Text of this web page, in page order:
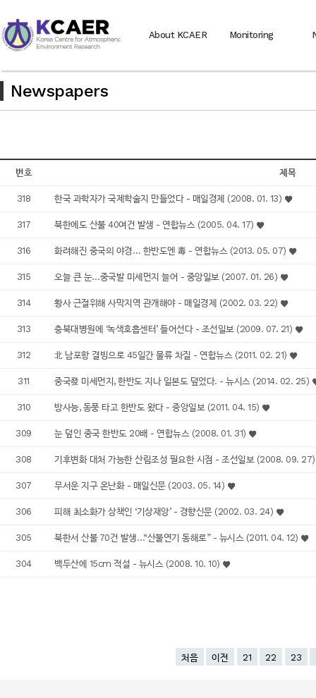
About KCAER Monitoring
Newspapers
번호 제목
318 한국 과학자가 국제학술지 만들었다 - 매일경제 (2008. 01. 13)
317 북한에도 산불 40여건 발생 - 연합뉴스 (2005. 04. 17)
316 화려해진 중국의 야경… 한반도엔 毒 - 연합뉴스 (2013. 05. 07)
315 오늘 큰 눈…중국발 미세먼지 늘어 - 중앙일보 (2007. 01. 26)
314 황사 근절위해 사막지역 관개해야 - 매일경제 (2002. 03. 22)
313 충북대병원에 ‘녹색호흡센터’ 들어선다 - 조선일보 (2009. 07. 21)
312 北 남포항 결빙으로 45일간 물류 차질 - 연합뉴스 (2011. 02. 21)
311 중국發 미세먼지, 한반도 지나 일본도 덮었다. - 뉴시스 (2014. 02. 25)
310 방사능, 동풍 타고 한반도 왔다 - 중앙일보 (2011. 04. 15)
309 눈 덮인 중국 한반도 20배 - 연합뉴스 (2008. 01. 31)
308 기후변화 대처 가능한 산림조성 필요한 시점 - 조선일보 (2008. 09.
307 무서운 지구 온난화 - 매일신문 (2003. 05. 14)
306 피해 최소화가 상책인 ‘기상재앙’ - 경향신문 (2002. 03. 24)
305 북한서 산불 70건 발생…“산불연기 동해로” - 뉴시스 (2011. 04. 12)
304 백두산에 15cm 적설 - 뉴시스 (2008. 10. 10)
처음 이전 21 22 23